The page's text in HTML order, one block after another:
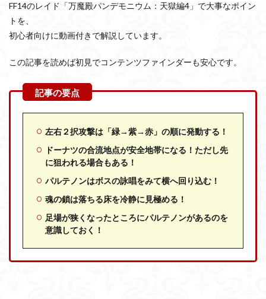
FF14のレイド「万魔殿パンデモニウム：天獄編4」で大事なポイン
トを、
初心者向けに動画付きで解説しています。
この記事を読めば初見でコンテンツファインダーも安心です。
左右２択攻撃は「緑→紫→赤」の順に発動する！
ドーナツの合流地点が安全地帯になる！ただし先
に狙われる場合もある！
パルテノンはボスの詠唱をみて横へ回り込む！
魂の鎖は落ちる床を冷静に見極める！
足場が狭くなったところにパルテノンがあるのを
意識しておく！